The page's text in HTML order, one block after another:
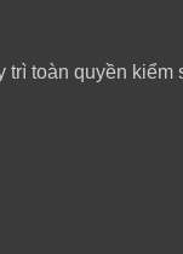
toàn quyền